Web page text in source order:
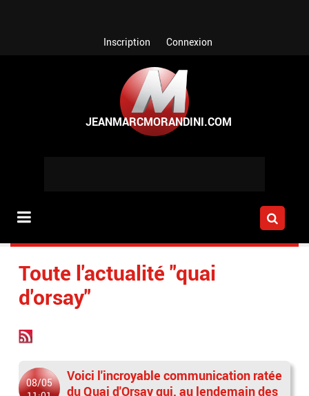
Inscription Connexion
Toute l'actualité "quai
d'orsay"
08/05
Voici l'incroyable communication ratée
du Quai d'Orsay qui, au lendemain des